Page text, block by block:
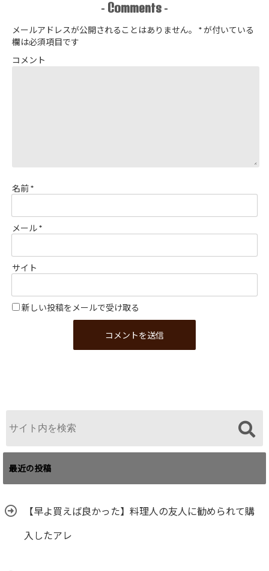
アップジャケ
ットを作りま
- Comments -
メールアドレスが公開されることはありません。 *が付いている
欄は必須項目です
コメント
名前*
メール*
サイト
新しい投稿をメールで受け取る
最近の投稿
【早よ買えば良かった】料理人の友人に勧められて購
入したアレ